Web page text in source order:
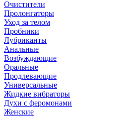
Очистители
Пролонгаторы
Уход за телом
Пробники
Лубриканты
Анальные
Возбуждающие
Оральные
Продлевающие
Универсальные
Жидкие вибраторы
Духи с феромонами
Женские